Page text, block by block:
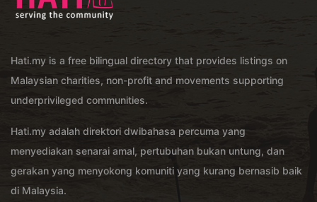
Hati.my is a free bilingual directory that provides listings on
Malaysian charities, non-profit and movements supporting
underprivileged communities.
Hati.my adalah direktori dwibahasa percuma yang
menyediakan senarai amal, pertubuhan bukan untung, dan
gerakan yang menyokong komuniti yang kurang bernasib baik
di Malaysia.